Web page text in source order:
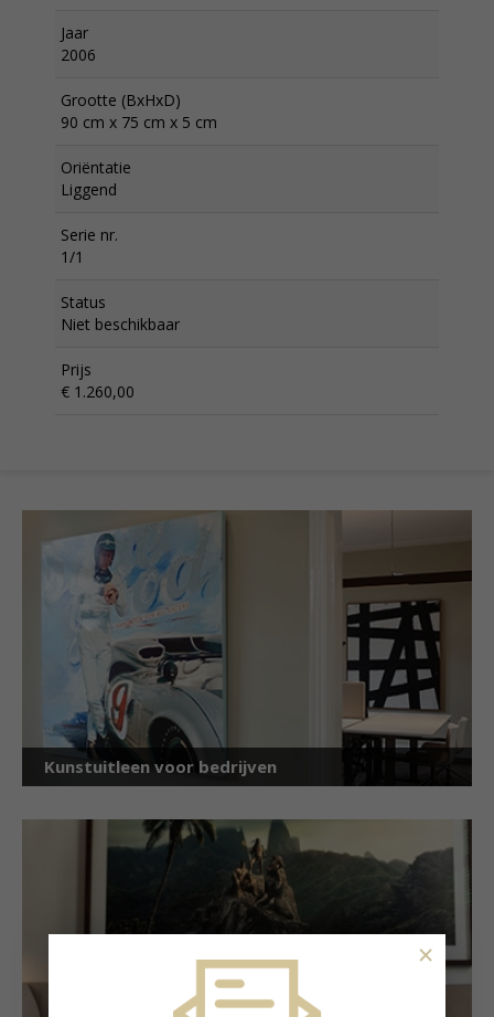
Jaar
2006
Grootte (BxHxD)
90 cm x 75 cm x 5 cm
Oriëntatie
Liggend
Serie nr.
1/1
Status
Niet beschikbaar
Prijs
€ 1.260,00
Kunstuitleen voor bedrijven
×